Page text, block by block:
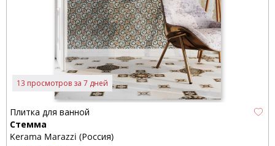
13 просмотров за 7 дней
Плитка для ванной
Стемма
Kerama Marazzi (Россия)